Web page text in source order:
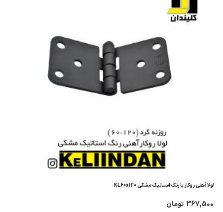
لولا آهنی روکار با رنگ استاتیک مشکی KL60x120
367,500 تومان